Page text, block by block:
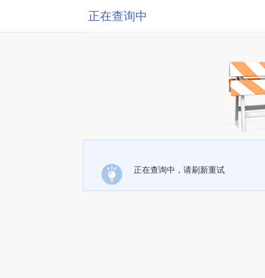
正在查询中
正在查询中，请刷新重试